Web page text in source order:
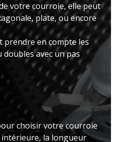
votre courroie, elle peut
plate, ou encore
prendre en compte les
avec un pas
choisir votre courroie
la longueur